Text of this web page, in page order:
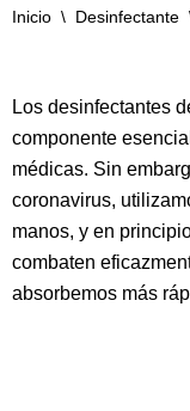
Inicio \ Desinfectante
Los desinfectantes
componente
médicas. Sin
coronavirus,
manos, y en
combaten
absorbemos más